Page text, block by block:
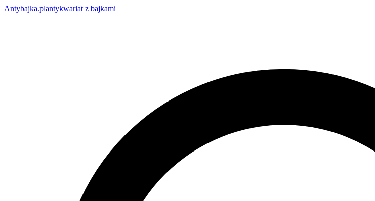
Antybajka.plantykwariat z bajkami